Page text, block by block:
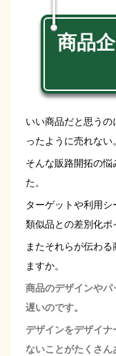
商品
いい商品だと思う
ったように売れない。
そんな販路開拓の
た。
ターゲットや利用
類似品との差別化ポ
またそれらが伝わ
ますか。
商品のデザインや
遅いのです。
デザインをデザイ
ないことがたくさん